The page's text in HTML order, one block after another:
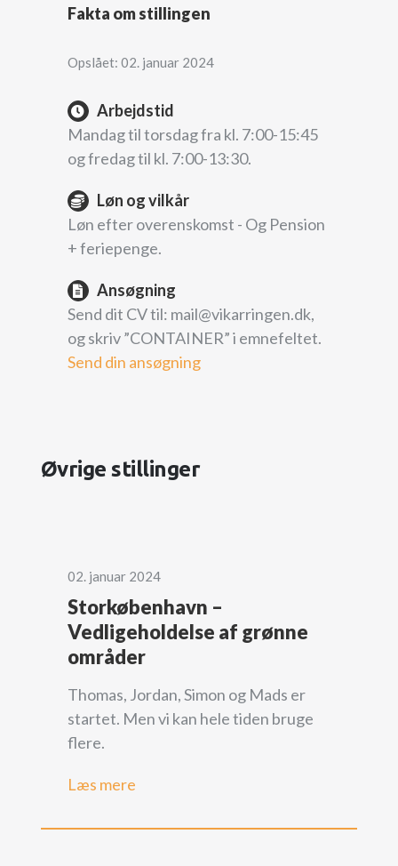
Fakta om stillingen
Opslået: 02. januar 2024
Arbejdstid
Mandag til torsdag fra kl. 7:00-15:45
og fredag til kl. 7:00-13:30.
Løn og vilkår
Løn efter overenskomst - Og Pension
+ feriepenge.
Ansøgning
Send dit CV til: mail@vikarringen.dk,
og skriv ”CONTAINER” i emnefeltet.
Send din ansøgning
Øvrige stillinger
02. januar 2024
Storkøbenhavn –
Vedligeholdelse af grønne
områder
Thomas, Jordan, Simon og Mads er
startet. Men vi kan hele tiden bruge
flere.
Læs mere